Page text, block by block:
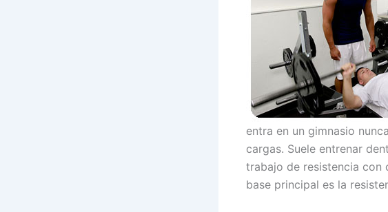
entra en un gimnasio
cargas. Suele entrenar
trabajo de resistencia con
base principal es la